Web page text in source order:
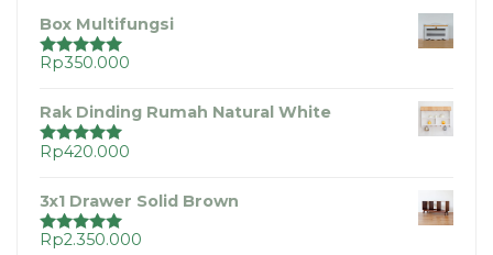
Box Multifungsi
Dinilai5.00
Rp350.000
Rak Dinding Rumah Natural White
Dinilai5.00
Rp420.000
3x1 Drawer Solid Brown
Dinilai5.00
Rp2.350.000